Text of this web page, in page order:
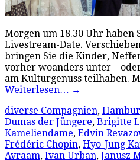
Morgen um 18.30 Uhr haben
Livestream-Date.
bringen Sie die Kinder,
vorher woanders unter –
am Kulturgenuss teilhaben.
Weiterlesen… →
diverse Compagnien,
Dumas der Jüngere, Brigitte
Kameliendame, Edvin
Frédéric Chopin, Hyo-Jung
Avraam, Ivan Urban, Janusz